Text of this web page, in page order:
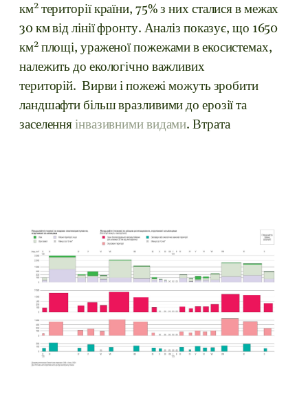
км2території країни, 75% з них сталися в межах
30 км від лінії фронту. Аналіз показує, що 1650
км2площі, ураженої пожежами в екосистемах,
належить до екологічно важливих
територій. Вирви і пожежі можуть зробити
ландшафти більш вразливими до ерозії та
заселенняінвазивними видами. Втрата